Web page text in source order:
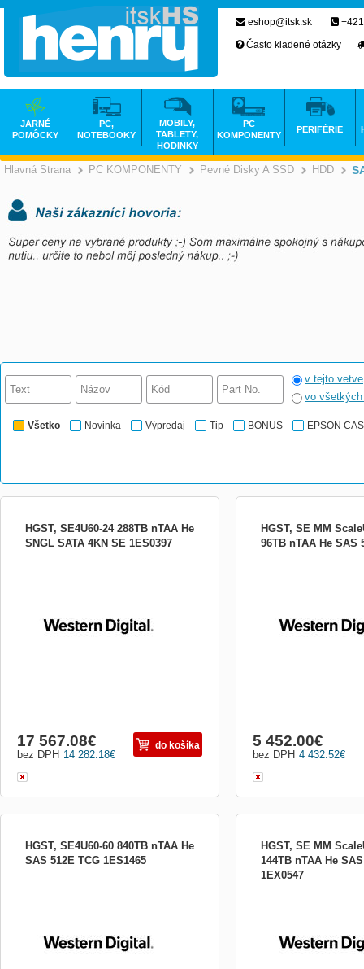
Hlavná Strana >
PC KOMPONENTY >
Pevné Disky A SSD HDD
v tejto vetve
vo
Všetko Novinka Výpredaj Tip BONUS EPSON
HGST, SE4U60-24 288TB nTAA He
SNGL SATA 4KN SE 1ES0397
14 282.18€
bez DPH
17 567.08€ do košíka
HGST, SE MM
96TB nTAA He SAS
4 432.52€
bez DPH
5 452.00€
HGST, SE4U60-60 840TB nTAA He
SAS 512E TCG 1ES1465
HGST, SE MM
144TB nTAA He
1EX0547
eshop@itsk.sk
Často kladené otázky
JARNÉ
POMÔCKY
PC,
NOTEBOOKY
MOBILY,
TABLETY,
HODINKY
PC
KOMPONENTY
PERIFÉRIE